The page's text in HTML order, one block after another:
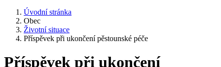
Úvodní stránka
Obec
Životní situace
Příspěvek při ukončení pěstounské péče
Příspěvek při ukončení